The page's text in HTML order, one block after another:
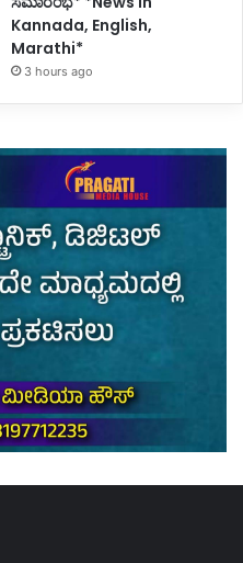
Kannada, English,
Marathi*
3 hours ago